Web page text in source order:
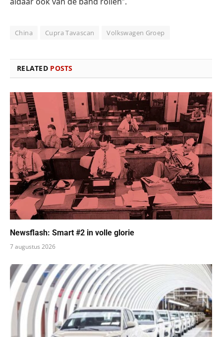
China Cupra Tavascan Volkswagen Groep
RELATED POSTS
Newsflash: Smart #2 in volle glorie
7 augustus 2026